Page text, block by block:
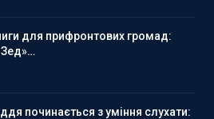
для прифронтових громад:
починається з уміння слухати: